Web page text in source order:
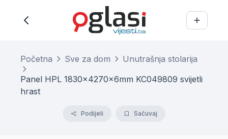
Početna Sve za dom
Unutrašnja stolarija
Panel HPL 1830x4270x6mm KC049809 svijetli
hrast
Podijeli Sačuvaj